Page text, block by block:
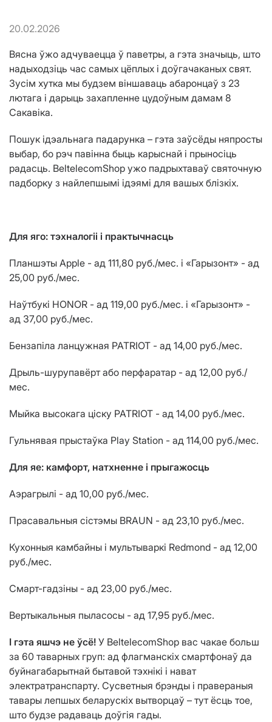
20.02.2026
Вясна ўжо адчуваецца ў паветры, а гэта значыць, што
надыходзіць час самых цёплых і доўгачаканых свят.
Зусім хутка мы будзем віншаваць абаронцаў з 23
лютага і дарыць захапленне цудоўным дамам 8
Сакавіка.
Пошук ідэальнага падарунка – гэта заўсёды няпросты
выбар, бо рэч павінна быць карыснай і прыносіць
радасць. BeltelecomShop ужо падрыхтаваў святочную
падборку з найлепшымі ідэямі для вашых блізкіх.
Для яго: тэхналогіі і практычнасць
Планшэты Apple - ад 111,80 руб./мес. і «Гарызонт» - ад
25,00 руб./мес.
Наўтбукі HONOR - ад 119,00 руб./мес. і «Гарызонт» -
ад 37,00 руб./мес.
Бензапіла ланцужная PATRIOT - ад 14,00 руб./мес.
Дрыль-шурупавёрт або перфаратар - ад 12,00 руб./
мес.
Мыйка высокага ціску PATRIOT - ад 14,00 руб./мес.
Гульнявая прыстаўка Play Station - ад 114,00 руб./мес.
Для яе: камфорт, натхненне і прыгажосць
Аэрагрылі - ад 10,00 руб./мес.
Прасавальныя сістэмы BRAUN - ад 23,10 руб./мес.
Кухонныя камбайны і мультываркі Redmond - ад 12,00
руб./мес.
Смарт-гадзіны - ад 23,00 руб./мес.
Вертыкальныя пыласосы - ад 17,95 руб./мес.
І гэта яшчэ не ўсё! У BeltelecomShop вас чакае больш
за 60 таварных груп: ад флагманскіх смартфонаў да
буйнагабарытнай бытавой тэхнікі і нават
электратранспарту. Сусветныя брэнды і правераныя
тавары лепшых беларускіх вытворцаў – тут ёсць тое,
што будзе радаваць доўгія гады.